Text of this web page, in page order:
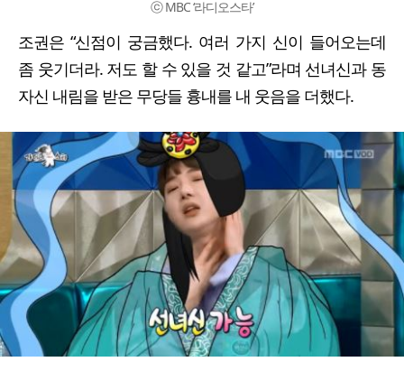
ⓒ MBC ‘라디오스타’
조권은 “신점이 궁금했다. 여러 가지 신이 들어오는데
좀 웃기더라. 저도 할 수 있을 것 같고”라며 선녀신과 동
자신 내림을 받은 무당들 흉내를 내 웃음을 더했다.